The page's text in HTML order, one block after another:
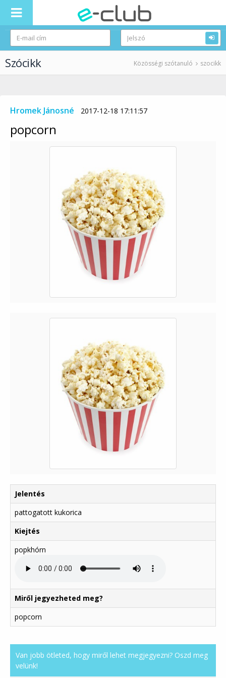
Szócikk Közösségi szótanuló szocikk
Hromek Jánosné 2017-12-18 17:11:57
popcorn
Jelentés
pattogatott kukorica
Kiejtés
popkhórn
Miről jegyezheted meg?
popcorn
Van jobb ötleted, hogy miről lehet megjegyezni? Oszd meg
velünk!